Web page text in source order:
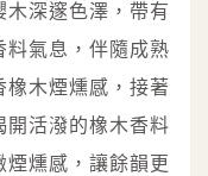
深邃色澤，帶有
料氣息，伴隨成熟
木煙燻感，接著
開活潑的橡木香料
燻感，讓餘韻更